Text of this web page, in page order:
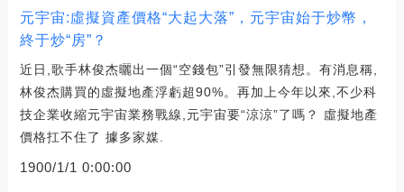
元宇宙:虛擬資產價格“大起大落”，元宇宙始于炒幣，
終于炒“房”？
近日,歌手林俊杰曬出一個“空錢包”引發無限猜想。有消息稱,
林俊杰購買的虛擬地產浮虧超90%。再加上今年以來,不少科
技企業收縮元宇宙業務戰線,元宇宙要“涼涼”了嗎？ 虛擬地產
價格扛不住了 據多家媒.
1900/1/1 0:00:00